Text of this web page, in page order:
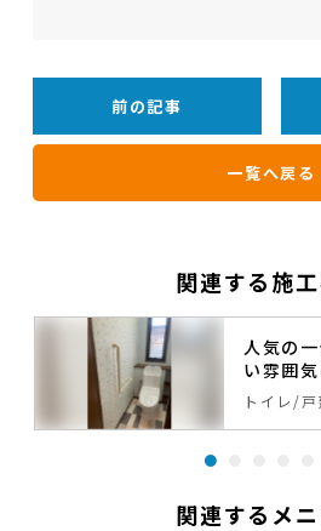
前の記事
一覧へ戻る
関連する施
人気の
い雰囲
良いトイ
トイレ 戸
関連するメ